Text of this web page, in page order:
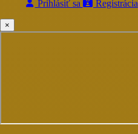
Prihlásiť sa Registrácia
×